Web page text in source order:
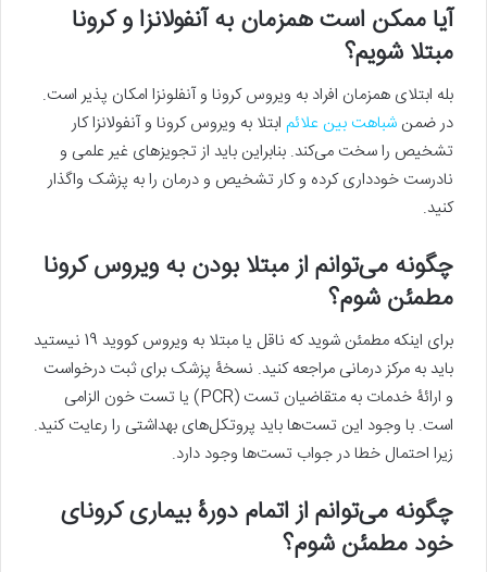
آیا ممکن است همزمان به آنفولانزا و کرونا
مبتلا شویم؟
بله ابتلای همزمان افراد به ویروس کرونا و آنفلونزا امکان پذیر است.
در ضمن شباهت بین علائم ابتلا به ویروس کرونا و آنفولانزا کار
تشخیص را سخت می‌کند. بنابراین باید از تجویزهای غیر علمی و
نادرست خودداری کرده و کار تشخیص و درمان را به پزشک واگذار
کنید.
چگونه می‌توانم از مبتلا بودن به ویروس کرونا
مطمئن شوم؟
برای اینکه مطمئن شوید که ناقل یا مبتلا به ویروس کووید 19 نیستید
باید به مرکز درمانی مراجعه کنید. نسخۀ پزشک برای ثبت درخواست
و ارائۀ خدمات به متقاضیان تست (PCR) یا تست خون الزامی
است. با وجود این تست‌ها باید پروتکل‌های بهداشتی را رعایت کنید.
زیرا احتمال خطا در جواب تست‌ها وجود دارد.
چگونه می‌توانم از اتمام دورۀ بیماری کرونای
خود مطمئن شوم؟